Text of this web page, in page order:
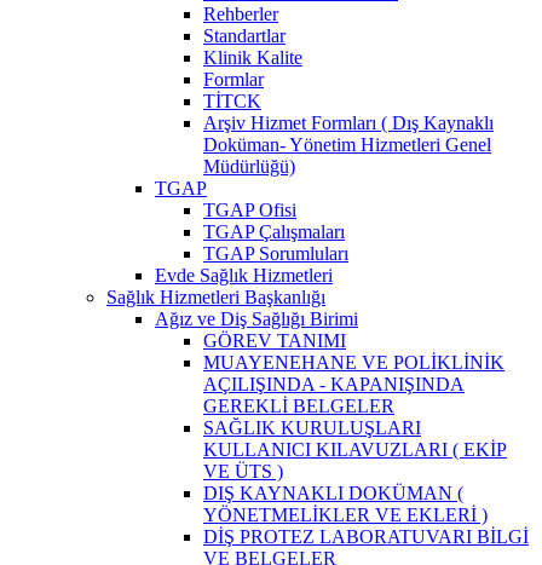
Rehberler
Standartlar
Klinik Kalite
Formlar
TİTCK
Arşiv Hizmet Formları ( Dış Kaynaklı
Doküman- Yönetim Hizmetleri Genel
Müdürlüğü)
TGAP
TGAP Ofisi
TGAP Çalışmaları
TGAP Sorumluları
Evde Sağlık Hizmetleri
Sağlık Hizmetleri Başkanlığı
Ağız ve Diş Sağlığı Birimi
GÖREV TANIMI
MUAYENEHANE VE POLİKLİNİK
AÇILIŞINDA - KAPANIŞINDA
GEREKLİ BELGELER
SAĞLIK KURULUŞLARI
KULLANICI KILAVUZLARI ( EKİP
VE ÜTS )
DIŞ KAYNAKLI DOKÜMAN (
YÖNETMELİKLER VE EKLERİ )
DİŞ PROTEZ LABORATUVARI BİLGİ
VE BELGELER